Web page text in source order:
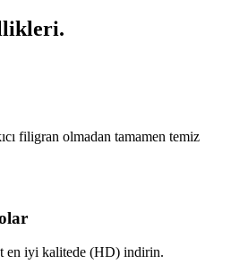
filigran olmadan tamamen temiz
en iyi kalitede (HD) indirin.